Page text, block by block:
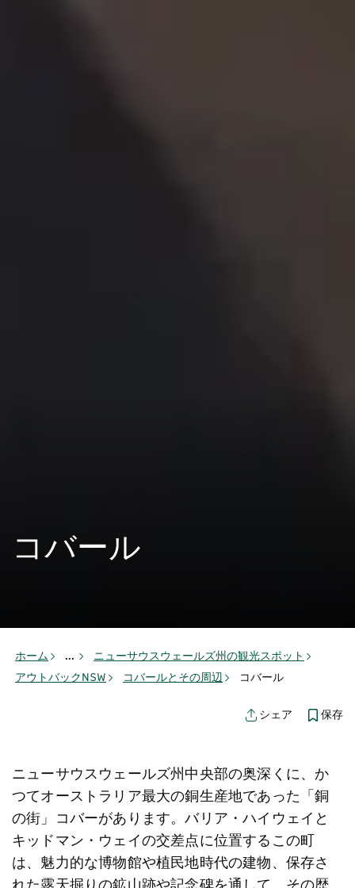
コバール
ホーム ...
ニューサウスウェールズ州の観光スポット
アウトバックNSW
コバールとその周辺 コバール
シェア 保存
ニューサウスウェールズ州中央部の奥深くに、か
つてオーストラリア最大の銅生産地であった「銅
の街」コバーがあります。バリア・ハイウェイと
キッドマン・ウェイの交差点に位置するこの町
は、魅力的な博物館や植民地時代の建物、保存さ